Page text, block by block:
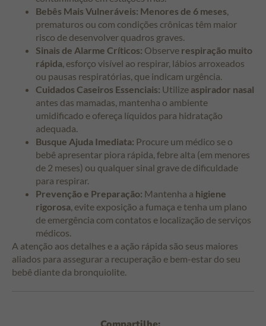
Bebês Mais Vulneráveis: Menores de 6 meses,
prematuros ou com condições crônicas têm maior
risco de desenvolver quadros graves.
Sinais de Alarme Críticos: Observe respiração muito
rápida, esforço visível ao respirar, lábios arroxeados
ou pausas respiratórias, que indicam urgência.
Cuidados Caseiros Essenciais: Utilize aspirador nasal
antes das mamadas, mantenha o ambiente
umidificado e ofereça líquidos para hidratação
adequada.
Busque Ajuda Imediata: Procure um médico se o
bebê apresentar piora rápida, febre alta (em menores
de 2 meses) ou qualquer sinal grave de dificuldade
para respirar.
Prevenção e Preparação: Mantenha a higiene
rigorosa, evite exposição a fumaça e tenha um plano
de emergência com contatos e localização de serviços
médicos.
A atenção aos detalhes e a ação rápida são seus maiores
aliados para assegurar a recuperação e bem-estar do seu
bebê diante da bronquiolite.